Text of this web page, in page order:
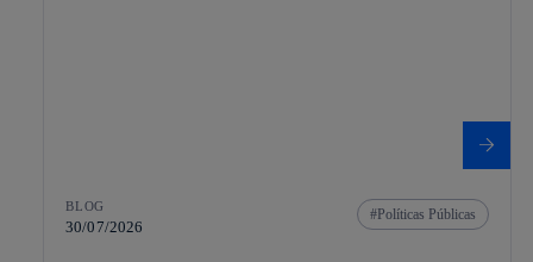
BLOG
30/07/2026
Políticas Públicas